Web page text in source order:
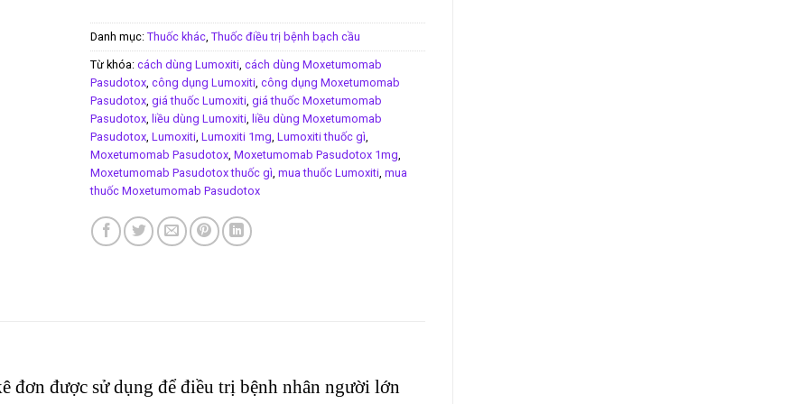
Danh mục: Thuốc khác, Thuốc điều trị bệnh bạch cầu
Từ khóa: cách dùng Lumoxiti, cách dùng Moxetumomab
Pasudotox, công dụng Lumoxiti, công dụng Moxetumomab
Pasudotox, giá thuốc Lumoxiti, giá thuốc Moxetumomab
Pasudotox, liều dùng Lumoxiti, liều dùng Moxetumomab
Pasudotox, Lumoxiti, Lumoxiti 1mg Lumoxiti thuốc gì
Moxetumomab Pasudotox, Moxetumomab Pasudotox 1mg
Moxetumomab Pasudotox thuốc gì mua thuốc Lumoxiti, mua
thuốc Moxetumomab Pasudotox
đơn được sử dụng để điều trị bệnh nhân người lớn